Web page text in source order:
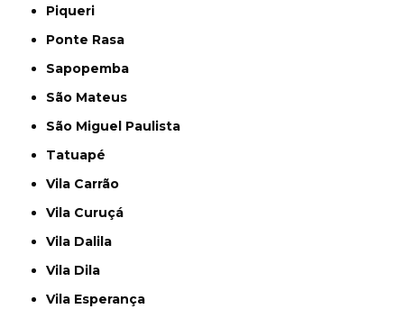
Piqueri
Ponte Rasa
Sapopemba
São Mateus
São Miguel Paulista
Tatuapé
Vila Carrão
Vila Curuçá
Vila Dalila
Vila Dila
Vila Esperança